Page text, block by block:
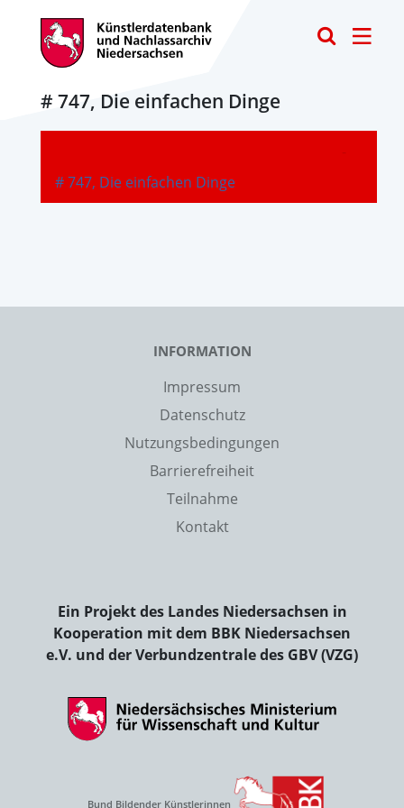
# 747, Die einfachen Dinge
# 747, Die einfachen Dinge
-
INFORMATION
Impressum
Datenschutz
Nutzungsbedingungen
Barrierefreiheit
Teilnahme
Kontakt
Ein Projekt des Landes Niedersachsen in
Kooperation mit dem BBK Niedersachsen
e.V. und der Verbundzentrale des GBV (VZG)
Bund Bildender Künstlerinnen